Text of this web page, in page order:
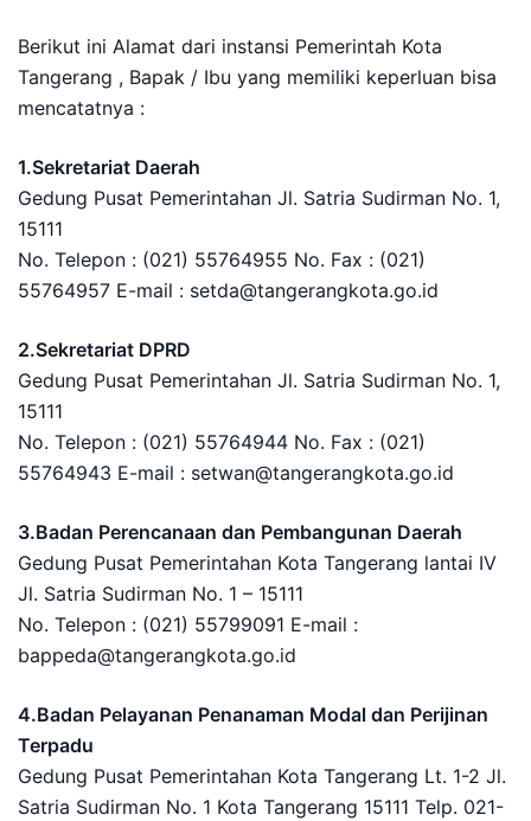
Berikut ini Alamat dari instansi Pemerintah Kota
Tangerang , Bapak / Ibu yang memiliki keperluan bisa
mencatatnya :
1.Sekretariat Daerah
Gedung Pusat Pemerintahan Jl. Satria Sudirman No. 1,
15111
No. Telepon : (021) 55764955 No. Fax : (021)
55764957 E-mail : setda@tangerangkota.go.id
2.Sekretariat DPRD
Gedung Pusat Pemerintahan Jl. Satria Sudirman No. 1,
15111
No. Telepon : (021) 55764944 No. Fax : (021)
55764943 E-mail : setwan@tangerangkota.go.id
3.Badan Perencanaan dan Pembangunan Daerah
Gedung Pusat Pemerintahan Kota Tangerang lantai IV
Jl. Satria Sudirman No. 1 – 15111
No. Telepon : (021) 55799091 E-mail :
bappeda@tangerangkota.go.id
4.Badan Pelayanan Penanaman Modal dan Perijinan
Terpadu
Gedung Pusat Pemerintahan Kota Tangerang Lt. 1-2 Jl.
Satria Sudirman No. 1 Kota Tangerang 15111 Telp. 021-